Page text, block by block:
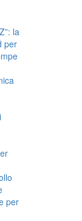
la
per
per